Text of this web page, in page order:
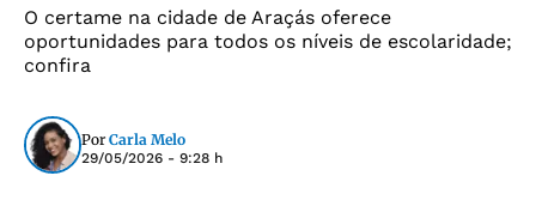
O certame na cidade de Araçás oferece
oportunidades para todos os níveis de escolaridade;
confira
Por Carla Melo
29/05/2026 - 9:28 h